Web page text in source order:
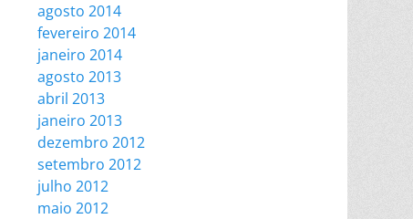
agosto 2014
fevereiro 2014
janeiro 2014
agosto 2013
abril 2013
janeiro 2013
dezembro 2012
setembro 2012
julho 2012
maio 2012